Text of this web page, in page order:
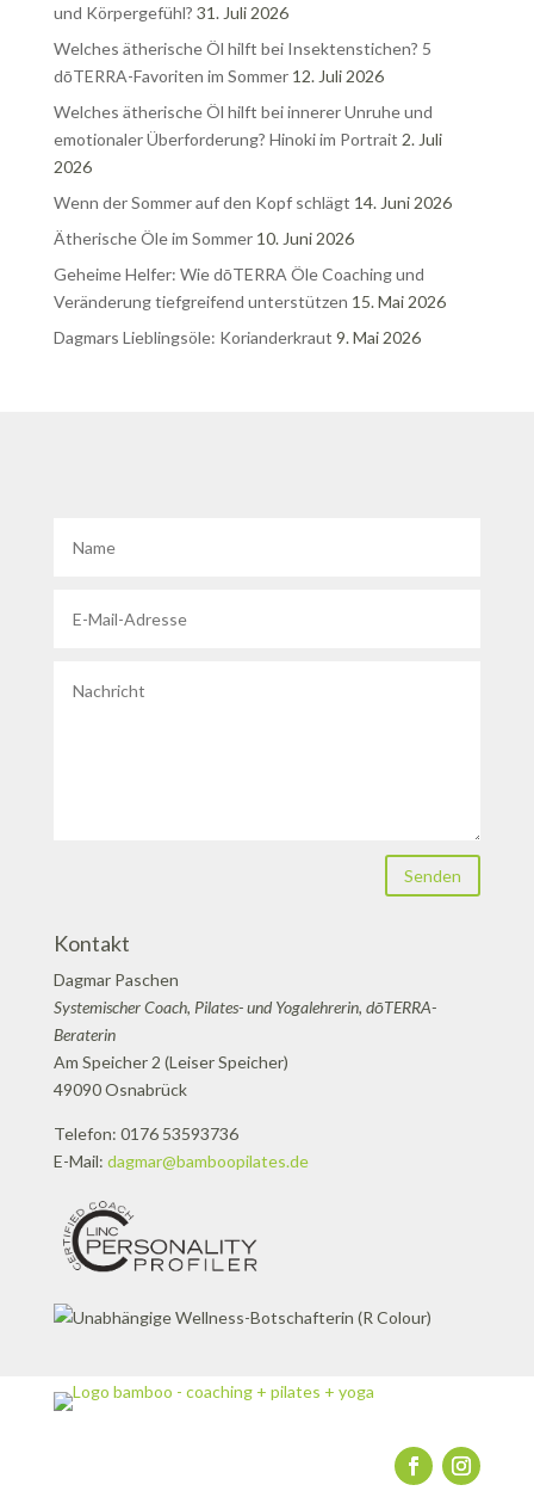
und Körpergefühl? 31. Juli 2026
Welches ätherische Öl hilft bei Insektenstichen? 5
dōTERRA-Favoriten im Sommer 12. Juli 2026
Welches ätherische Öl hilft bei innerer Unruhe und
emotionaler Überforderung? Hinoki im Portrait 2. Juli
2026
Wenn der Sommer auf den Kopf schlägt 14. Juni 2026
Ätherische Öle im Sommer 10. Juni 2026
Geheime Helfer: Wie dōTERRA Öle Coaching und
Veränderung tiefgreifend unterstützen 15. Mai 2026
Dagmars Lieblingsöle: Korianderkraut 9. Mai 2026
Senden
Kontakt
Dagmar Paschen
Systemischer Coach, Pilates- und Yogalehrerin, dōTERRA-
Beraterin
Am Speicher 2 (Leiser Speicher)
49090 Osnabrück
Telefon: 0176 53593736
E-Mail: dagmar@bamboopilates.de